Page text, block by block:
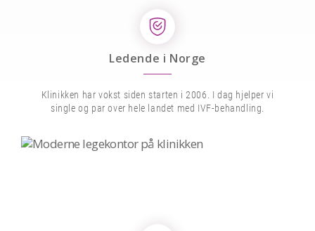
Ledende i Norge
Klinikken har vokst siden starten i 2006. I dag hjelper vi
single og par over hele landet med IVF-behandling.